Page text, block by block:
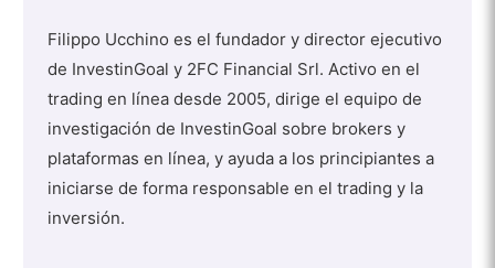
Filippo Ucchino es el fundador y director ejecutivo
de InvestinGoal y 2FC Financial Srl. Activo en el
trading en línea desde 2005, dirige el equipo de
investigación de InvestinGoal sobre brokers y
plataformas en línea, y ayuda a los principiantes a
iniciarse de forma responsable en el trading y la
inversión.